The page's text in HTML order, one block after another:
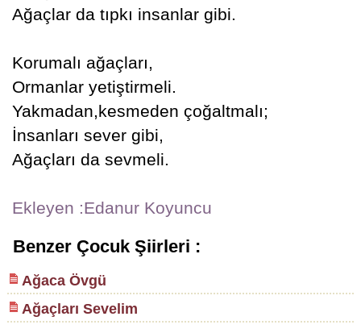
Ağaçlar da tıpkı insanlar gibi.
Korumalı ağaçları,
Ormanlar yetiştirmeli.
Yakmadan,kesmeden çoğaltmalı;
İnsanları sever gibi,
Ağaçları da sevmeli.
Ekleyen :Edanur Koyuncu
Benzer Çocuk Şiirleri :
Ağaca Övgü
Ağaçları Sevelim